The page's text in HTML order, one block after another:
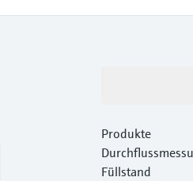
Produkte
Füllstand